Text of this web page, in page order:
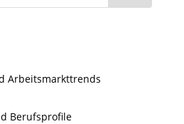
Arbeitsmarkttrends
Berufsprofile